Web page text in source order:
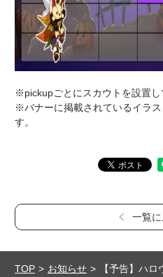
※pickupごとにスカウトを設置し
※バナーに掲載されているイラ
す。
一覧に
TOP お知らせ
【予告】ハ